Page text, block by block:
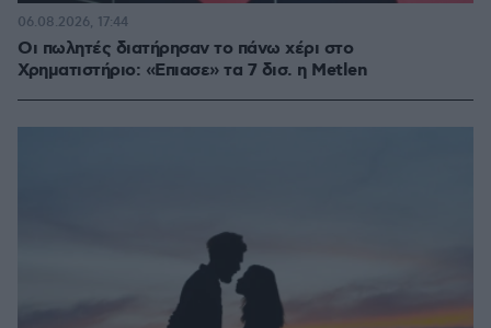
Οι πωλητές διατήρησαν το πάνω χέρι στο
Χρηματιστήριο: «Επιασε» τα 7 δισ. η Metlen
06.08.2026, 17:44